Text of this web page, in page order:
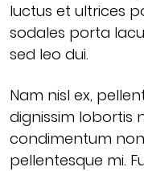
luctus et ultrices
sodales porta
sed leo dui.
Nam nisl ex,
dignissim lobortis
condimentum
pellentesque mi.